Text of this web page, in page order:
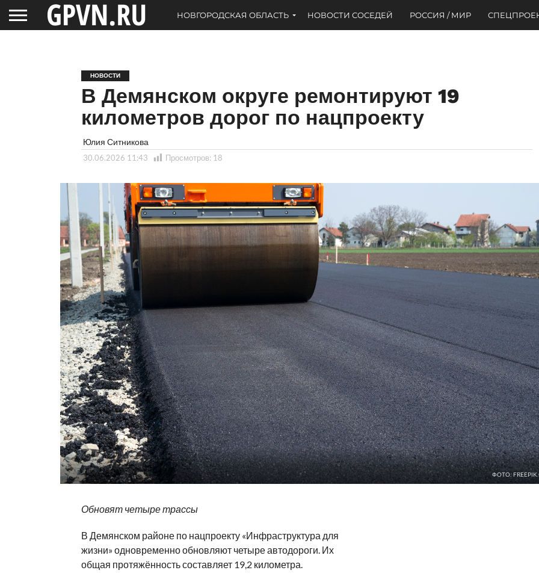
НОВГОРОДСКАЯ ОБЛАСТЬ НОВОСТИ СОСЕДЕЙ РОССИЯ / МИР
НОВОСТИ
В Демянском округе ремонтируют 19
километров дорог по нацпроекту
Юлия Ситникова
30.06.2026 11:43 Просмотров: 18
ФОТО:
Обновят четыре трассы
В Демянском районе по нацпроекту «Инфраструктура для
жизни» одновременно обновляют четыре автодороги. Их
общая протяжённость составляет 19,2 километра.